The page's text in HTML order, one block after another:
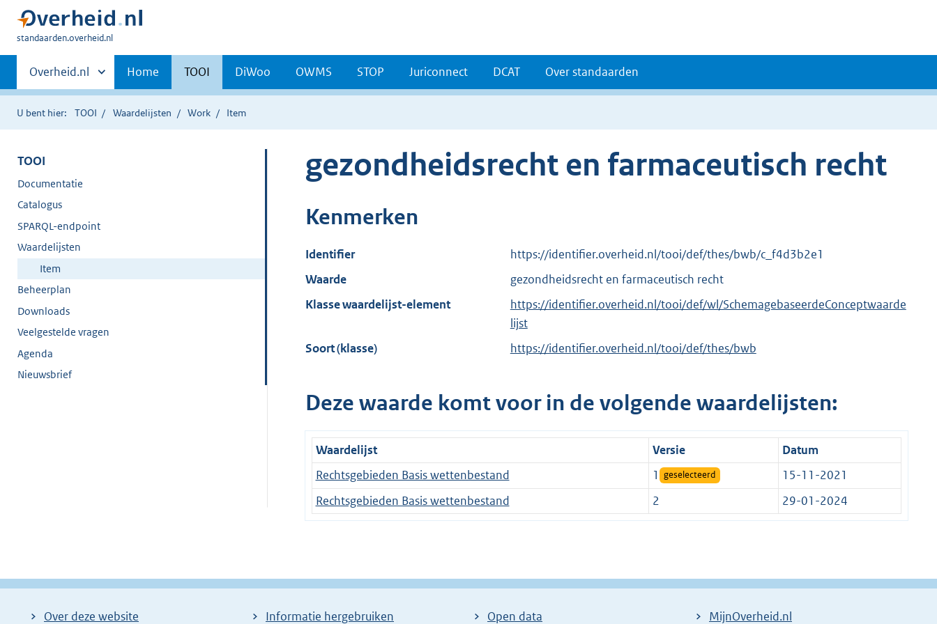
U
hier:
standaarden.overheid.nl
Primaire
navigatie
Andere
sites
binnen
Overheid.nl Home TOOI DiWoo OWMS STOP Juriconnect DCAT Over standaarden
U bent hier: TOOI Waardelijsten Work Item
TOOI
Documentatie
Catalogus
SPARQL-endpoint
Waardelijsten
Item
Beheerplan
Downloads
Veelgestelde vragen
Agenda
Nieuwsbrief
gezondheidsrecht en farmaceutisch recht
Kenmerken
Identifier
https://identifier.overheid.nl/tooi/def/thes/bwb/c_f4d3b2e1
Waarde
gezondheidsrecht en farmaceutisch recht
Klasse waardelijst-element
https://identifier.overheid.nl/tooi/def/wl/SchemagebaseerdeConceptwaarde
lijst
Soort (klasse)
https://identifier.overheid.nl/tooi/def/thes/bwb
Deze waarde komt voor in de volgende waardelijsten:
Waardelijst Versie
Datum
Rechtsgebieden Basis wettenbestand
1 geselecteerd
15-11-2021
Rechtsgebieden Basis wettenbestand
2 29-01-2024
Over deze website Informatie hergebruiken Open data MijnOverheid.nl